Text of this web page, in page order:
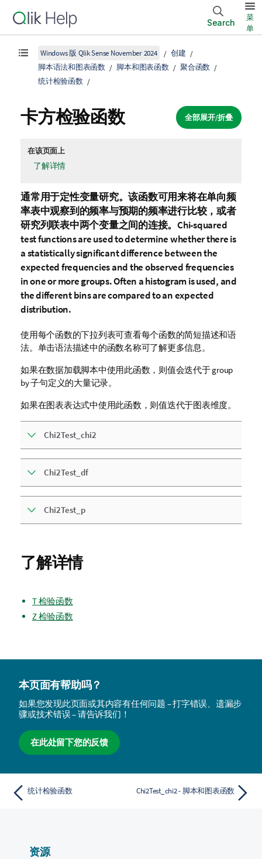
Search
菜
单
Windows 版 Qlik Sense November 2024
创建
脚本语法和图表函数
脚本和图表函数
聚合函数
统计检验函数
全部展开/折叠
卡方检验函数
在该页面上
了解详情
通常用于定性变量研究。该函数可用来将在单向频
率表中观察到的频率与预期的频率进行比较，或者
研究列联表中两个变量之间的连接。Chi-squared
test functions are used to determine whether there is
a statistically significant difference between the
expected frequencies and the observed frequencies
in one or more groups. Often a histogram is used, and
the different bins are compared to an expected
distribution.
使用每个函数的下拉列表可查看每个函数的简短描述和语
法。单击语法描述中的函数名称可了解更多信息。
如果在数据加载脚本中使用此函数，则值会迭代于 group
by 子句定义的大量记录。
如果在图表表达式中使用此函数，则值迭代于图表维度。
Chi2Test_chi2
Chi2Test_df
Chi2Test_p
了解详情
T 检验函数
Z 检验函数
本页面有帮助吗？
如果您发现此页面或其内容有任何问题 – 打字错误、遗漏步
骤或技术错误 – 请告诉我们！
在此处留下您的反馈
统计检验函数 Chi2Test_chi2 - 脚本和图表函数
资源